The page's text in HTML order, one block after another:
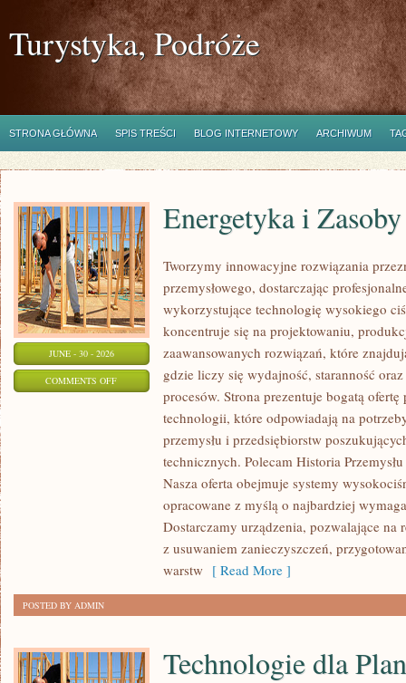
Turystyka, Podróże
STRONA GŁÓWNA SPIS TREŚCI BLOG INTERNETOWY ARCHIWUM
JUNE - 30 - 2026
COMMENTS OFFON
ENERGETYKA
Energetyka i Zasoby
Tworzymy innowacyjne rozwiązania
przemysłowego, dostarczając
wykorzystujące technologię wysokiego
koncentruje się na projektowaniu,
zaawansowanych rozwiązań, które
gdzie liczy się wydajność, staranność
procesów. Strona prezentuje bogatą ofertę
technologii, które odpowiadają na
przemysłu i przedsiębiorstw
technicznych. Polecam Historia
Nasza oferta obejmuje systemy
opracowane z myślą o najbardziej
Dostarczamy urządzenia, pozwalające na
z usuwaniem zanieczyszczeń,
warstw [ Read More ]
POSTED BY ADMIN
Technologie dla